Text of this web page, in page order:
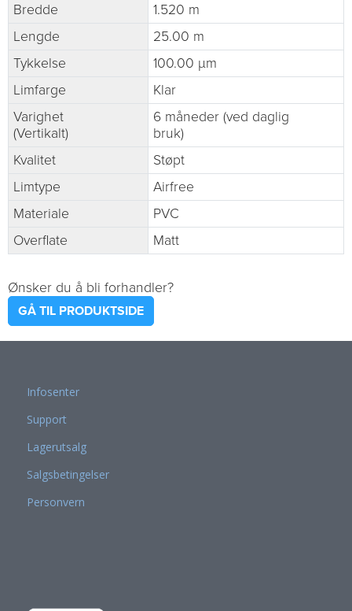
Bredde
1.520 m
Lengde
25.00 m
Tykkelse
100.00 µm
Limfarge
Klar
Varighet
(Vertikalt)
6 måneder (ved daglig
bruk)
Kvalitet
Støpt
Limtype
Airfree
Materiale
PVC
Overflate
Matt
Ønsker du å bli forhandler?
GÅ TIL PRODUKTSIDE
Infosenter
Support
Lagerutsalg
Salgsbetingelser
Personvern